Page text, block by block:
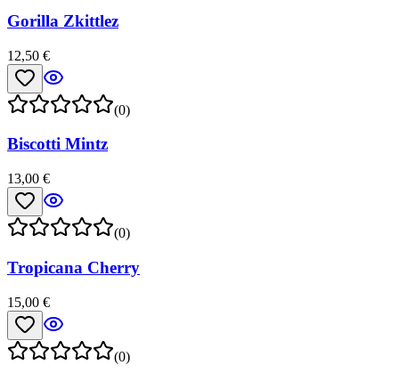
Gorilla Zkittlez
12,50 €
(0)
Biscotti Mintz
13,00 €
(0)
Tropicana Cherry
15,00 €
(0)